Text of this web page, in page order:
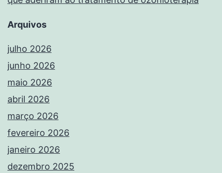
Arquivos
julho 2026
junho 2026
maio 2026
abril 2026
março 2026
fevereiro 2026
janeiro 2026
dezembro 2025